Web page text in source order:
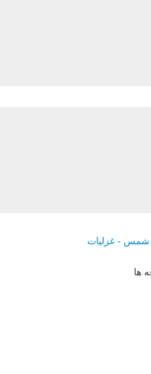
شمس - غزلیات
ها